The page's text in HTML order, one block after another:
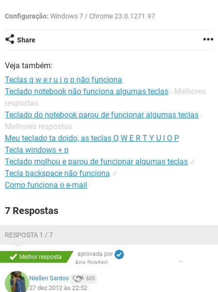
GUIA DE COMPRAS
Configuração: Windows 7 / Chrome 23.0.1271.97
Share
Veja também:
Teclas q w e r u i o p não funciona
Teclado notebook não funciona algumas teclas - Melhores
respostas
Teclado do notebook parou de funcionar algumas teclas -
Melhores respostas
Meu teclado ta doido, as teclas Q W E R T Y U I O P
Tecla windows + p
Teclado molhou e parou de funcionar algumas teclas ✓
Tecla backspace não funciona ✓
Como funciona o e-mail
7 Respostas
RESPOSTA 1 / 7
Melhor resposta
aprovada por
Ana Spadari
Niellen Santos 605
27 dez 2012 às 22:52